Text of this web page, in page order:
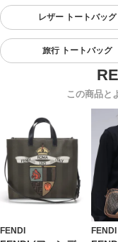
レザー トートバッグ
旅行 トートバッグ
この商品と
FENDI FENDI